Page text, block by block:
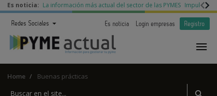
Es noticia: La información más actual del sector de las PYMES Impulso a
Redes Sociales Es noticia Login empresas Registro
Home Buenas prácticas